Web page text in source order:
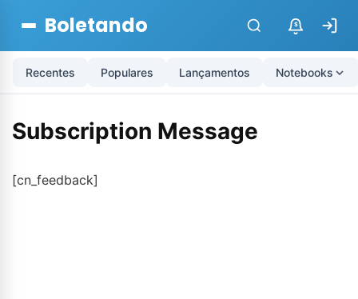
Boletando $
Recentes Populares Lançamentos Notebooks
Subscription Message
[cn_feedback]